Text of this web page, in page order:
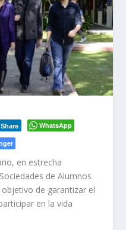
Share
WhatsApp
en estrecha
de Alumnos
objetivo de garantizar el
en la vida